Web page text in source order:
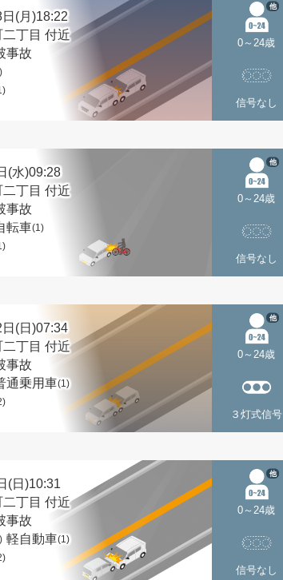
(月)18:22
丁目 付近
事故
0～24歳
他
信号なし
(水)09:28
丁目 付近
事故
転車(1)
0～24歳
他
信号なし
(日)07:34
丁目 付近
事故
通乗用車(1)
0～24歳
他
３灯式信号
(日)10:31
丁目 付近
事故
軽自動車(1)
0～24歳
他
信号なし